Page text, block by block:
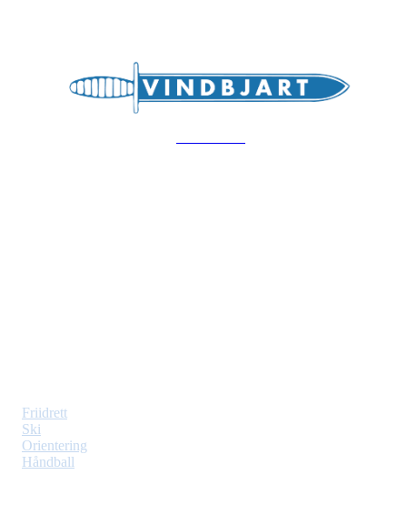
Friidrett
Ski
Orientering
Håndball